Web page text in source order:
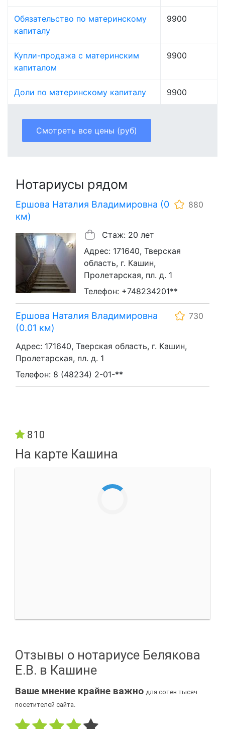
Обязательство по материнскому
капиталу
9900
Купли-продажа с материнским
капиталом
9900
Доли по материнскому капиталу 9900
Смотреть все цены (руб)
Нотариусы рядом
Ершова Наталия Владимировна (0
км)
880
Стаж: 20 лет
Адрес: 171640, Тверская
область, г. Кашин,
Пролетарская, пл. д. 1
Телефон: +748234201**
Ершова Наталия Владимировна
(0.01 км)
730
Адрес: 171640, Тверская область, г. Кашин,
Пролетарская, пл. д. 1
Телефон: 8 (48234) 2-01-**
810
На карте Кашина
Отзывы о нотариусе Белякова
Е.В. в Кашине
Ваше мнение крайне важно для сотен тысяч
посетителей сайта.